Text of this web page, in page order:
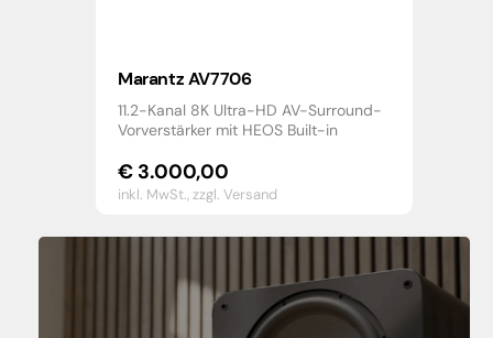
Marantz AV7706
11.2-Kanal 8K Ultra-HD AV-Surround-
Vorverstärker mit HEOS Built-in
€ 3.000,00
inkl. MwSt.,zzgl. Versand